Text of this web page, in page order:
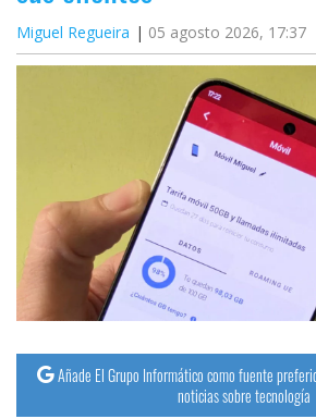
Miguel Regueira 05 agosto 2026, 17:37
Añade El Grupo Informático como fuente
noticias sobre tecnología